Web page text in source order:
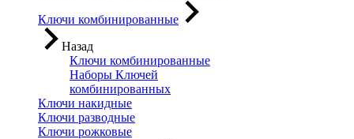
Ключи комбинированные
Назад
Ключи комбинированные
Наборы Ключей
комбинированных
Ключи накидные
Ключи разводные
Ключи рожковые